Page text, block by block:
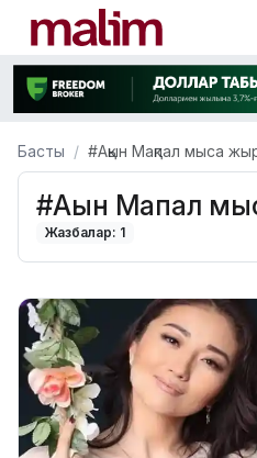
Басты #Ақын Мақпал мыса
#Ақын Мақпал
Жазбалар: 1